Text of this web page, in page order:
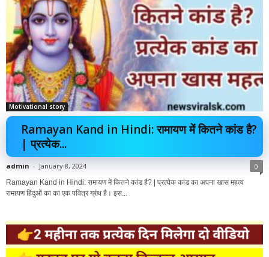
Motivational story
Ramayan Kand in Hindi: रामायण में कितने कांड है?
| प्रत्येक...
admin - January 8, 2024 0
Ramayan Kand in Hindi: रामायण में कितने कांड है? | प्रत्येक कांड का अपना खास महत्व
रामायण हिंदुओं का का एक पवित्र ग्रंथ है। इस...